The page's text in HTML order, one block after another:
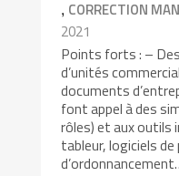
, CORRECTION
2021
Points forts : –
d’unités
documents
font appel à des
rôles) et aux outils
tableur, logiciels